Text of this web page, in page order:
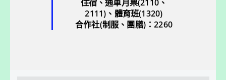
住宿、通車月票(2110、
2111)、體育班(1320)
合作社(制服、團膳)：2260